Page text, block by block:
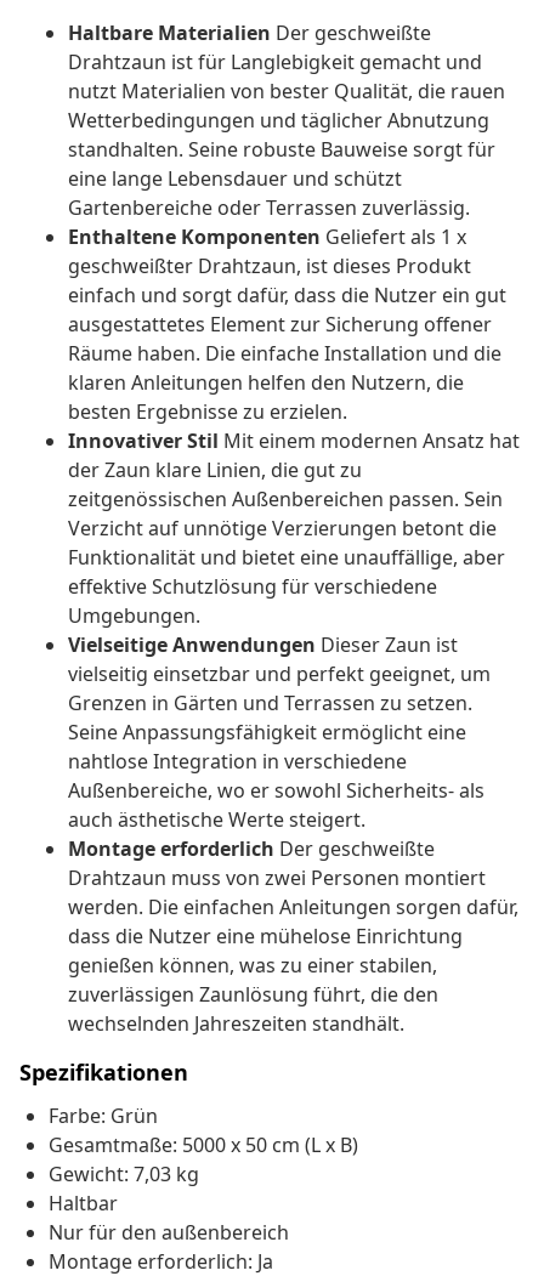
Haltbare Materialien Der geschweißte
Drahtzaun ist für Langlebigkeit gemacht und
nutzt Materialien von bester Qualität, die rauen
Wetterbedingungen und täglicher Abnutzung
standhalten. Seine robuste Bauweise sorgt für
eine lange Lebensdauer und schützt
Gartenbereiche oder Terrassen zuverlässig.
Enthaltene Komponenten Geliefert als 1 x
geschweißter Drahtzaun, ist dieses Produkt
einfach und sorgt dafür, dass die Nutzer ein gut
ausgestattetes Element zur Sicherung offener
Räume haben. Die einfache Installation und die
klaren Anleitungen helfen den Nutzern, die
besten Ergebnisse zu erzielen.
Innovativer Stil Mit einem modernen Ansatz hat
der Zaun klare Linien, die gut zu
zeitgenössischen Außenbereichen passen. Sein
Verzicht auf unnötige Verzierungen betont die
Funktionalität und bietet eine unauffällige, aber
effektive Schutzlösung für verschiedene
Umgebungen.
Vielseitige Anwendungen Dieser Zaun ist
vielseitig einsetzbar und perfekt geeignet, um
Grenzen in Gärten und Terrassen zu setzen.
Seine Anpassungsfähigkeit ermöglicht eine
nahtlose Integration in verschiedene
Außenbereiche, wo er sowohl Sicherheits- als
auch ästhetische Werte steigert.
Montage erforderlich Der geschweißte
Drahtzaun muss von zwei Personen montiert
werden. Die einfachen Anleitungen sorgen dafür,
dass die Nutzer eine mühelose Einrichtung
genießen können, was zu einer stabilen,
zuverlässigen Zaunlösung führt, die den
wechselnden Jahreszeiten standhält.
Spezifikationen
Farbe: Grün
Gesamtmaße: 5000 x 50 cm (L x B)
Gewicht: 7,03 kg
Haltbar
Nur für den außenbereich
Montage erforderlich: Ja